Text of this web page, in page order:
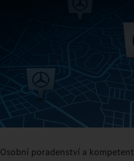
Osobní poradenství a